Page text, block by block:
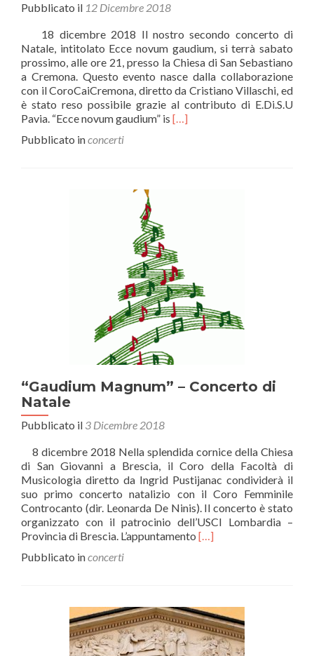
Pubblicato il 12 Dicembre 2018
18 dicembre 2018 Il nostro secondo concerto di
Natale, intitolato Ecce novum gaudium, si terrà sabato
prossimo, alle ore 21, presso la Chiesa di San Sebastiano
a Cremona. Questo evento nasce dalla collaborazione
con il CoroCaiCremona, diretto da Cristiano Villaschi, ed
è stato reso possibile grazie al contributo di E.Di.S.U
Pavia. “Ecce novum gaudium” is Leggi
[…]
Pubblicato inconcerti
“Gaudium Magnum” – Concerto di
Natale
Pubblicato il 3 Dicembre 2018
8 dicembre 2018 Nella splendida cornice della Chiesa
di San Giovanni a Brescia, il Coro della Facoltà di
Musicologia diretto da Ingrid Pustijanac condividerà il
suo primo concerto natalizio con il Coro Femminile
Controcanto (dir. Leonarda De Ninis). Il concerto è stato
organizzato con il patrocinio dell’USCI Lombardia –
Provincia di Brescia. L’appuntamento Leggi
Concerto
di
Natale
[…]
Pubblicato inconcerti